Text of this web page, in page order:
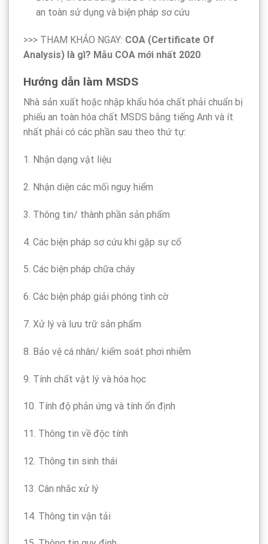
an toàn sử dụng và biện pháp sơ cứu
>>> THAM KHẢO NGAY: COA (Certificate Of
Analysis) là gì? Mẫu COA mới nhất 2020
Hướng dẫn làm MSDS
Nhà sản xuất hoặc nhập khẩu hóa chất phải chuẩn bị
phiếu an toàn hóa chất MSDS bằng tiếng Anh và ít
nhất phải có các phần sau theo thứ tự:
1. Nhận dạng vật liệu
2. Nhận diện các mối nguy hiểm
3. Thông tin/ thành phần sản phẩm
4. Các biện pháp sơ cứu khi gặp sự cố
5. Các biện pháp chữa cháy
6. Các biện pháp giải phóng tình cờ
7. Xử lý và lưu trữ sản phẩm
8. Bảo vệ cá nhân/ kiểm soát phơi nhiễm
9. Tính chất vật lý và hóa học
10. Tính độ phản ứng và tính ổn định
11. Thông tin về độc tính
12. Thông tin sinh thái
13. Cân nhắc xử lý
14. Thông tin vận tải